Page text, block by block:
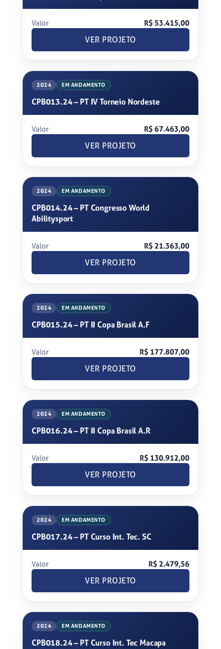
Valor
R$ 53.415,00
VER PROJETO
2024 EM ANDAMENTO
CPB013.24 – PT IV Torneio Nordeste
Valor
R$ 67.463,00
VER PROJETO
2024 EM ANDAMENTO
CPB014.24 – PT Congresso World
Abilitysport
Valor
R$ 21.363,00
VER PROJETO
2024 EM ANDAMENTO
CPB015.24 – PT II Copa Brasil A.F
Valor
R$ 177.807,00
VER PROJETO
2024 EM ANDAMENTO
CPB016.24 – PT II Copa Brasil A.R
Valor
R$ 130.912,00
VER PROJETO
2024 EM ANDAMENTO
CPB017.24 – PT Curso Int. Tec. SC
Valor
R$ 2.479,56
VER PROJETO
2024 EM ANDAMENTO
CPB018.24 – PT Curso Int. Tec Macapa